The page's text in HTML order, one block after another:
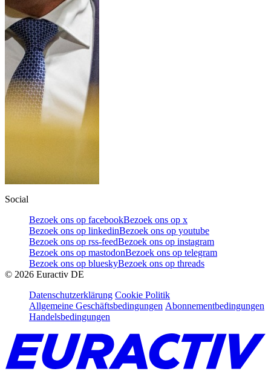
Social
Bezoek ons op facebookBezoek ons op x
Bezoek ons op linkedinBezoek ons op youtube
Bezoek ons op rss-feedBezoek ons op instagram
Bezoek ons op mastodonBezoek ons op telegram
Bezoek ons op blueskyBezoek ons op threads
© 2026 Euractiv DE
Datenschutzerklärung Cookie Politik
Allgemeine Geschäftsbedingungen Abonnementbedingungen
Handelsbedingungen